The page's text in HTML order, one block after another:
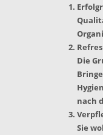
Die
nach
Sie